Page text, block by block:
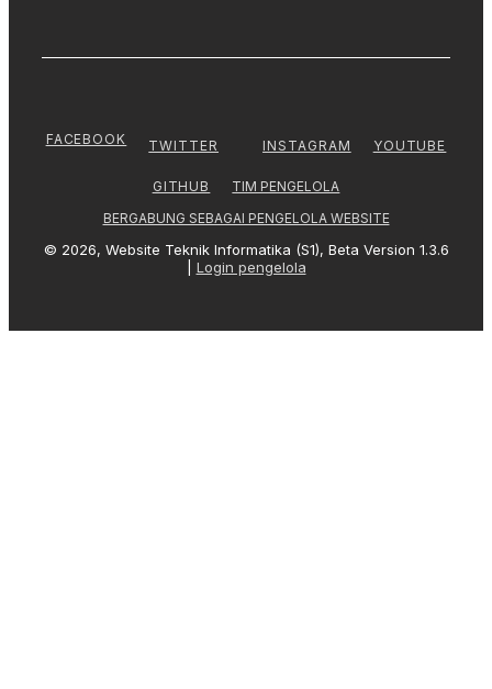
FACEBOOK TWITTER INSTAGRAM YOUTUBE
GITHUB
TIM PENGELOLA
BERGABUNG SEBAGAI PENGELOLA WEBSITE
© 2026, Website Teknik Informatika (S1), Beta Version 1.3.6
Login pengelola